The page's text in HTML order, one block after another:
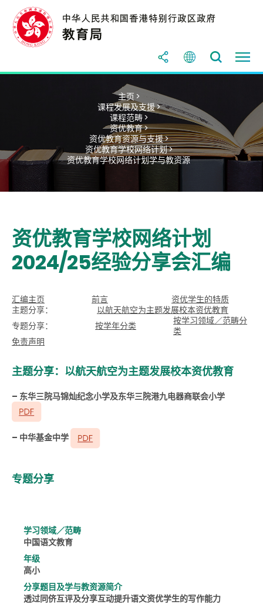
主页 >
课程发展及支援 >
课程范畴 >
资优教育 >
资优教育资源与支援 >
资优教育学校网络计划 >
资优教育学校网络计划学与教资源
资优教育学校网络计划
2024/25经验分享会汇编
汇编主页 前言
资优学生的特质
主题分享：
以航天航空为主题发展校本资优教育
专题分享：
按学年分类
按学习领域／范畴分
类
免责声明
主题分享：以航天航空为主题发展校本资优教育
– 东华三院马锦灿纪念小学及东华三院港九电器商联会小学
– 中华基金中学
专题分享
学习领域／范畴
中国语文教育
年级
高小
分享题目及学与教资源简介
透过同侪互评及分享互动提升语文资优学生的写作能力